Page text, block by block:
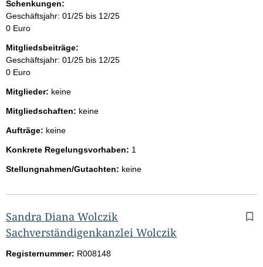
Schenkungen:
Geschäftsjahr: 01/25 bis 12/25
0 Euro
Mitgliedsbeiträge:
Geschäftsjahr: 01/25 bis 12/25
0 Euro
Mitglieder: keine
Mitgliedschaften: keine
Aufträge: keine
Konkrete Regelungsvorhaben: 1
Stellungnahmen/Gutachten: keine
Sandra Diana Wolczik
Sachverständigenkanzlei Wolczik
Registernummer: R008148